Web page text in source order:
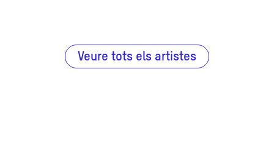
Veure tots els artistes